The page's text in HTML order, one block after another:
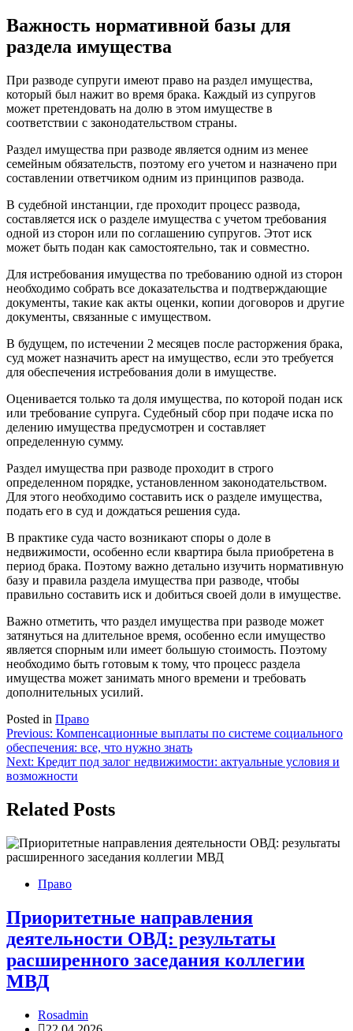
Важность нормативной базы для
раздела имущества
При разводе супруги имеют право на раздел имущества,
который был нажит во время брака. Каждый из супругов
может претендовать на долю в этом имуществе в
соответствии с законодательством страны.
Раздел имущества при разводе является одним из менее
семейным обязательств, поэтому его учетом и назначено при
составлении ответчиком одним из принципов развода.
В судебной инстанции, где проходит процесс развода,
составляется иск о разделе имущества с учетом требования
одной из сторон или по соглашению супругов. Этот иск
может быть подан как самостоятельно, так и совместно.
Для истребования имущества по требованию одной из сторон
необходимо собрать все доказательства и подтверждающие
документы, такие как акты оценки, копии договоров и другие
документы, связанные с имуществом.
В будущем, по истечении 2 месяцев после расторжения брака,
суд может назначить арест на имущество, если это требуется
для обеспечения истребования доли в имуществе.
Оценивается только та доля имущества, по которой подан иск
или требование супруга. Судебный сбор при подаче иска по
делению имущества предусмотрен и составляет
определенную сумму.
Раздел имущества при разводе проходит в строго
определенном порядке, установленном законодательством.
Для этого необходимо составить иск о разделе имущества,
подать его в суд и дождаться решения суда.
В практике суда часто возникают споры о доле в
недвижимости, особенно если квартира была приобретена в
период брака. Поэтому важно детально изучить нормативную
базу и правила раздела имущества при разводе, чтобы
правильно составить иск и добиться своей доли в имуществе.
Важно отметить, что раздел имущества при разводе может
затянуться на длительное время, особенно если имущество
является спорным или имеет большую стоимость. Поэтому
необходимо быть готовым к тому, что процесс раздела
имущества может занимать много времени и требовать
дополнительных усилий.
Posted in Право
Навигация
по
записям
Previous: Компенсационные выплаты по системе социального
обеспечения: все, что нужно знать
Next: Кредит под залог недвижимости: актуальные условия и
возможности
Related Posts
Право
Приоритетные направления
деятельности ОВД: результаты
расширенного заседания коллегии
МВД
Rosadmin